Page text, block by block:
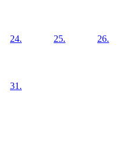
24. 25. 26.
31.